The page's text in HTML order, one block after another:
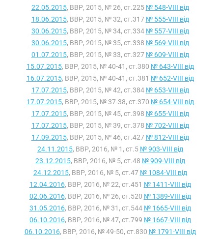
22.05.2015, ВВР, 2015, № 26, ст.225 № 548-VIII від
18.06.2015, ВВР, 2015, № 32, ст.317 № 555-VIII від
30.06.2015, ВВР, 2015, № 34, ст.334 № 557-VIII від
30.06.2015, ВВР, 2015, № 35, ст.338 № 569-VIII від
01.07.2015, ВВР, 2015, № 33, ст.327 № 609-VIII від
15.07.2015, ВВР, 2015, № 40-41, ст.380 № 643-VIII від
16.07.2015, ВВР, 2015, № 40-41, ст.381 № 652-VIII від
17.07.2015, ВВР, 2015, № 42, ст.384 № 653-VIII від
17.07.2015, ВВР, 2015, № 37-38, ст.370 № 654-VIII від
17.07.2015, ВВР, 2015, № 45, ст.398 № 655-VIII від
17.07.2015, ВВР, 2015, № 39, ст.378 № 702-VIII від
17.09.2015, ВВР, 2015, № 46, ст.427 № 812-VIII від
24.11.2015, ВВР, 2016, № 1, ст.5 № 903-VIII від
23.12.2015, ВВР, 2016, № 5, ст.48 № 909-VIII від
24.12.2015, ВВР, 2016, № 5, ст.47 № 1084-VIII від
12.04.2016, ВВР, 2016, № 22, ст.451 № 1411-VIII від
02.06.2016, ВВР, 2016, № 26, ст.520 № 1389-VIII від
31.05.2016, ВВР, 2016, № 31, ст.544 № 1665-VIII від
06.10.2016, ВВР, 2016, № 47, ст.799 № 1667-VIII від
06.10.2016, ВВР, 2016, № 49-50, ст.830 № 1791-VIII від